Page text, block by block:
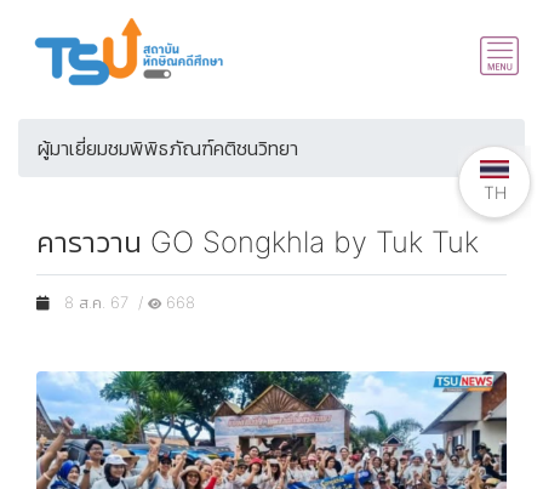
ผู้มาเยี่ยมชมพิพิธภัณฑ์คติชนวิทยา
คาราวาน GO Songkhla by Tuk Tuk
8 ส.ค. 67 / 668
TH
TH